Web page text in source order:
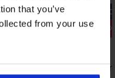
that you’ve
from your use
-20% GET20
Сутиен